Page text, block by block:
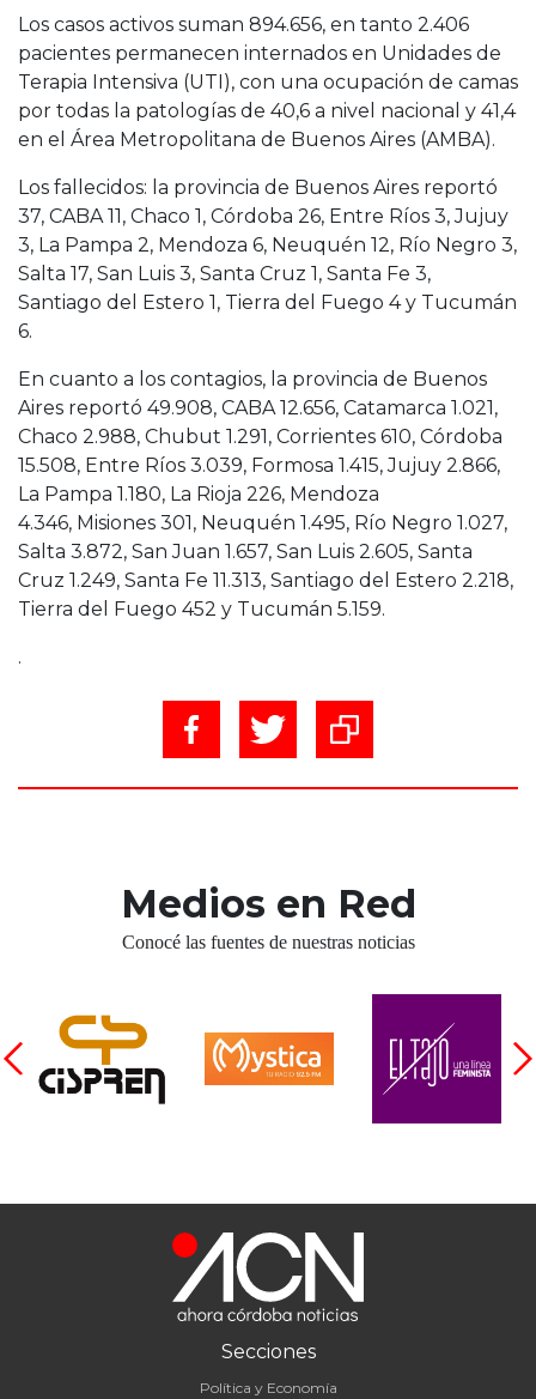
Los casos activos suman 894.656, en tanto 2.406
pacientes permanecen internados en Unidades de
Terapia Intensiva (UTI), con una ocupación de camas
por todas la patologías de 40,6 a nivel nacional y 41,4
en el Área Metropolitana de Buenos Aires (AMBA).
Los fallecidos: la provincia de Buenos Aires reportó
37, CABA 11, Chaco 1, Córdoba 26, Entre Ríos 3, Jujuy
3, La Pampa 2, Mendoza 6, Neuquén 12, Río Negro 3,
Salta 17, San Luis 3, Santa Cruz 1, Santa Fe 3,
Santiago del Estero 1, Tierra del Fuego 4 y Tucumán
6.
En cuanto a los contagios, la provincia de Buenos
Aires reportó 49.908, CABA 12.656, Catamarca 1.021,
Chaco 2.988, Chubut 1.291, Corrientes 610, Córdoba
15.508, Entre Ríos 3.039, Formosa 1.415, Jujuy 2.866,
La Pampa 1.180, La Rioja 226, Mendoza
4.346, Misiones 301, Neuquén 1.495, Río Negro 1.027,
Salta 3.872, San Juan 1.657, San Luis 2.605, Santa
Cruz 1.249, Santa Fe 11.313, Santiago del Estero 2.218,
Tierra del Fuego 452 y Tucumán 5.159.
.
Medios en Red
Conocé las fuentes de nuestras noticias
Secciones
Política y Economía